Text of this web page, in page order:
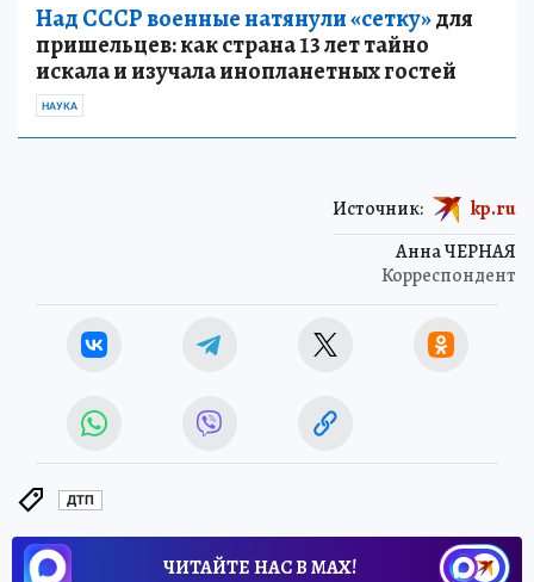
Над СССР военные натянули «сетку»для
пришельцев: как страна 13 лет тайно
искала и изучала инопланетных гостей
НАУКА
Анна ЧЕРНАЯ
Корреспондент
Источник: kp.ru
ДТП
ЧИТАЙТЕ НАС В МАХ!